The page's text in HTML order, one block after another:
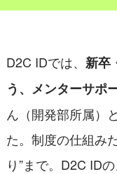
D2C IDでは、 新卒
う、メンターサポ
ん（開発部所属）
た。制度の仕組み
り”まで。D2C ID